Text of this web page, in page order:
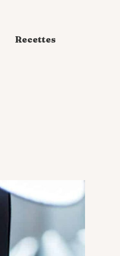
Recettes